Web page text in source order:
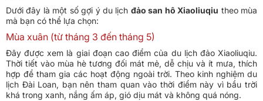
Dưới đây là một số gợi ý du lịch đảo san hô Xiaoliuqiu theo mùa
mà bạn có thể lựa chọn:
Mùa xuân (từ tháng 3 đến tháng 5)
Đây được xem là giai đoạn cao điểm của du lịch đảo Xiaoliuqiu.
Thời tiết vào mùa hè tương đối mát mẻ, dễ chịu và ít mưa, thích
hợp để tham gia các hoạt động ngoài trời. Theo kinh nghiệm du
lịch Đài Loan, bạn nên tham quan vào thời điểm này vì bầu trời
khá trong xanh, nắng ấm áp, gió dịu mát và không quá nóng.